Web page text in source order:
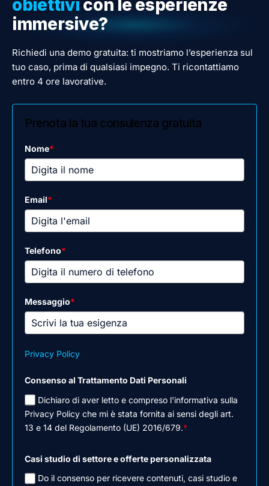
obiettivi con le esperienze
immersive?
Richiedi una demo gratuita: ti mostriamo l’esperienza sul
tuo caso, prima di qualsiasi impegno. Ti ricontattiamo
entro 4 ore lavorative.
Prenota la tua consulenza gratuita
Nome*
Email*
Telefono*
Messaggio*
Privacy Policy
Consenso al Trattamento Dati Personali
Dichiaro di aver letto e compreso l'informativa sulla
Privacy Policy che mi è stata fornita ai sensi degli art.
13 e 14 del Regolamento (UE) 2016/679.*
Casi studio di settore e offerte personalizzata
Do il consenso per ricevere contenuti, casi studio e